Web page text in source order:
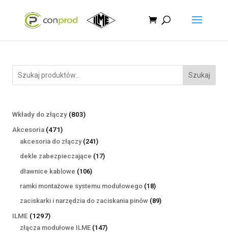
Szukaj
Wkłady do złączy 803803
Akcesoria 471471
produktów
akcesoria do złączy 241241
produktów
dekle zabezpieczające 1717
dławnice kablowe 106106
produktów
ramki montażowe systemu modułowego 1818
produktów
zaciskarki i narzędzia do zaciskania pinów 8989
ILME 12971297
produktów
złącza modułowe ILME 147147